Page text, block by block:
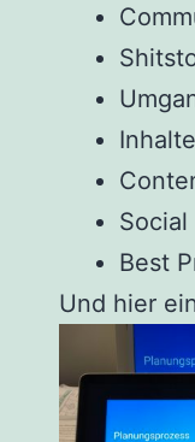
Best
Und hier